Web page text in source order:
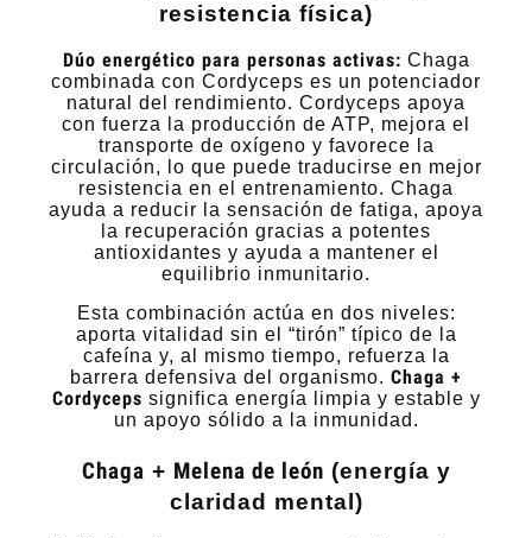
resistencia física)
Dúo energético para personas activas: Chaga
combinada con Cordyceps es un potenciador
natural del rendimiento. Cordyceps apoya
con fuerza la producción de ATP, mejora el
transporte de oxígeno y favorece la
circulación, lo que puede traducirse en mejor
resistencia en el entrenamiento. Chaga
ayuda a reducir la sensación de fatiga, apoya
la recuperación gracias a potentes
antioxidantes y ayuda a mantener el
equilibrio inmunitario.
Esta combinación actúa en dos niveles:
aporta vitalidad sin el “tirón” típico de la
cafeína y, al mismo tiempo, refuerza la
barrera defensiva del organismo. Chaga +
Cordyceps significa energía limpia y estable y
un apoyo sólido a la inmunidad.
Chaga + Melena de león (energía y
claridad mental)